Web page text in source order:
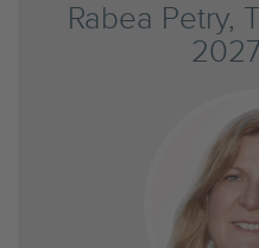
Rabea Petry,